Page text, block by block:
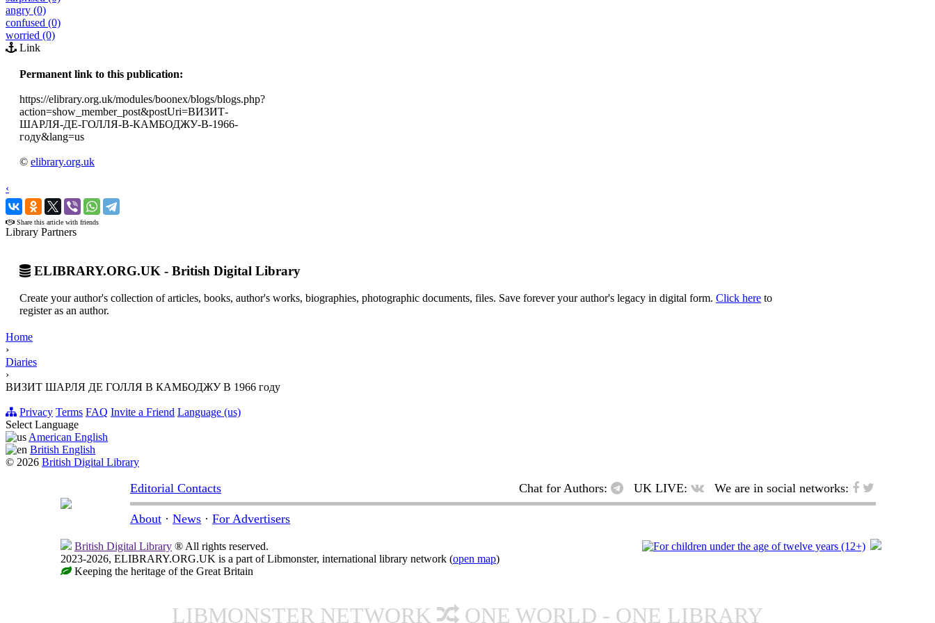
angry (0)
confused (0)
worried (0)
Link
Permanent link to this publication:
https://elibrary.org.uk/modules/boonex/blogs/blogs.php?
action=show_member_post&postUri=ВИЗИТ-
ШАРЛЯ-ДЕ-ГОЛЛЯ-В-КАМБОДЖУ-В-1966-
году&lang=us
© elibrary.org.uk
‹
›
Share this article with friends
Library Partners
ELIBRARY.ORG.UK - British Digital Library
Create your author's collection of articles, books, author's works, biographies, photographic documents, files. Save forever your author's legacy in digital form. Click here to
register as an author.
Home
›
Diaries
›
ВИЗИТ ШАРЛЯ ДЕ ГОЛЛЯ В КАМБОДЖУ В 1966 году
Privacy Terms FAQ Invite a Friend Language (us)
Select Language
American English
British English
© 2026 British Digital Library
Editorial Contacts Chat for Authors: UK LIVE: We are in social networks:
About · News · For Advertisers
British Digital Library ® All rights reserved.
2023-2026, ELIBRARY.ORG.UK is a part of Libmonster, international library network (open map)
Keeping the heritage of the Great Britain
LIBMONSTER NETWORK ONE WORLD - ONE LIBRARY